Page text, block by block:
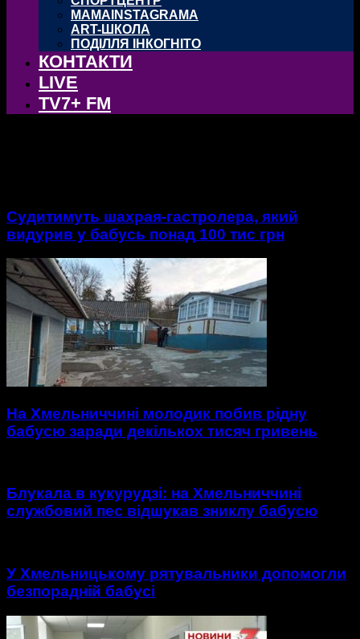
MAMAINSTAGRAMA
ART-ШКОЛА
ПОДІЛЛЯ ІНКОГНІТО
КОНТАКТИ
LIVE
TV7+ FM
Судитимуть шахрая-гастролера, який
видурив у бабусь понад 100 тис грн
На Хмельниччині молодик побив рідну
бабусю заради декількох тисяч гривень
Блукала в кукурудзі: на Хмельниччині
службовий пес відшукав зниклу бабусю
У Хмельницькому рятувальники допомогли
безпорадній бабусі